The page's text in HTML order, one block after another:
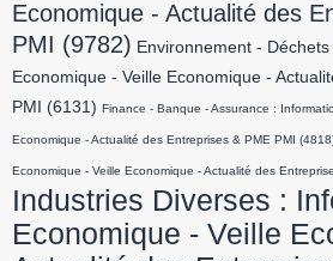
Economique - Actualité des
PMI (9782) Environnement -
Economique - Veille Economique -
PMI
(6131) Finance - Banque - Assurance :
Economique - Actualité des Entreprises & PME PMI
Economique - Veille Economique - Actualité des
Industries Diverses :
Economique - Veille